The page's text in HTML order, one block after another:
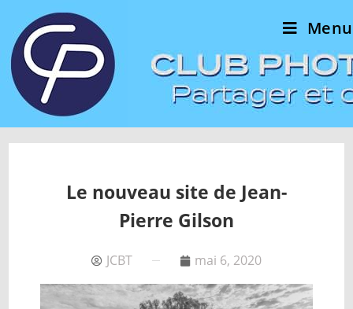
Menu
Le nouveau site de Jean-
Pierre Gilson
JCBT mai 6, 2020